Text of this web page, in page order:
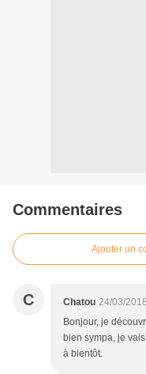
Commentaires
Ajouter un
C Chatou 24/03/
Bonjour, je
bien sympa, je
à bientôt.